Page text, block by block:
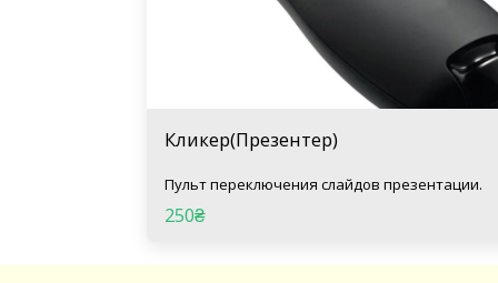
Кликер(Презентер)
Пульт переключения слайдов презентации.
250₴